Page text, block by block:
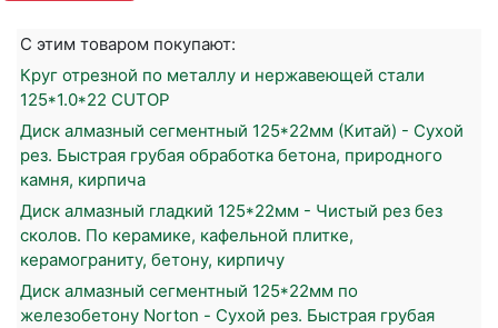
С этим товаром покупают:
Круг отрезной по металлу и нержавеющей стали
125*1.0*22 CUTOP
Диск алмазный сегментный 125*22мм (Китай) - Сухой
рез. Быстрая грубая обработка бетона, природного
камня, кирпича
Диск алмазный гладкий 125*22мм - Чистый рез без
сколов. По керамике, кафельной плитке,
керамограниту, бетону, кирпичу
Диск алмазный сегментный 125*22мм по
железобетону Norton - Сухой рез. Быстрая грубая